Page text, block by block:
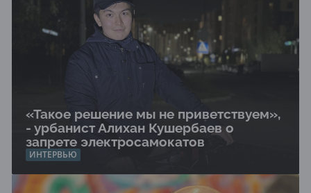
«Такое решение мы не приветствуем»,
- урбанист Алихан Кушербаев о
запрете электросамокатов
ИНТЕРВЬЮ